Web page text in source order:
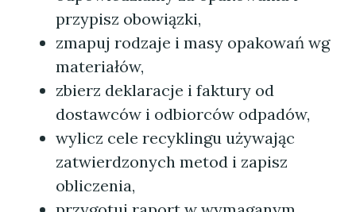
przypisz obowiązki,
zmapuj rodzaje i masy opakowań wg
materiałów,
zbierz deklaracje i faktury od
dostawców i odbiorców odpadów,
wylicz cele recyklingu używając
zatwierdzonych metod i zapisz
obliczenia,